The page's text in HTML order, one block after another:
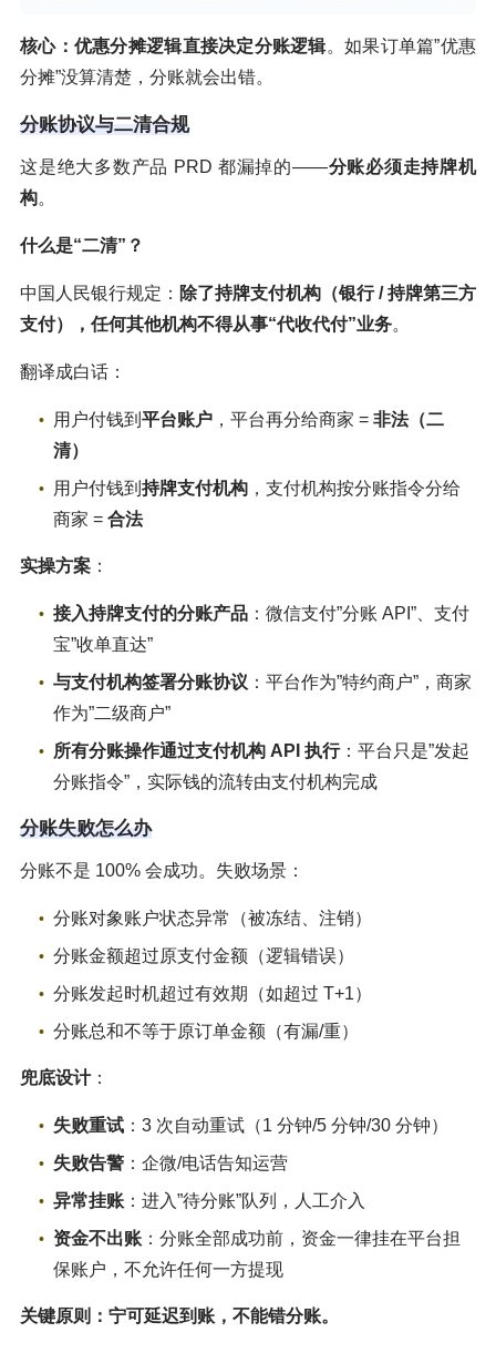
核心：优惠分摊逻辑直接决定分账逻辑。如果订单篇”优惠
分摊”没算清楚，分账就会出错。
分账协议与二清合规
这是绝大多数产品 PRD 都漏掉的——分账必须走持牌机
构。
什么是“二清”？
中国人民银行规定： 除了持牌支付机构（银行 / 持牌第三方
支付），任何其他机构不得从事“代收代付”业务。
翻译成白话：
用户付钱到 平台账户 ，平台再分给商家 = 非法（二
清）
用户付钱到 持牌支付机构 ，支付机构按分账指令分给
商家 = 合法
实操方案 ：
接入持牌支付的分账产品 ：微信支付”分账 API”、支付
宝”收单直达”
与支付机构签署分账协议 ：平台作为”特约商户”，商家
作为”二级商户”
所有分账操作通过支付机构 API 执行：平台只是”发起
分账指令”，实际钱的流转由支付机构完成
分账失败怎么办
分账不是 100% 会成功。失败场景：
分账对象账户状态异常（被冻结、注销）
分账金额超过原支付金额（逻辑错误）
分账发起时机超过有效期（如超过 T+1）
分账总和不等于原订单金额（有漏/重）
兜底设计：
失败重试 ：3 次自动重试（1 分钟/5 分钟/30 分钟）
失败告警 ：企微/电话告知运营
异常挂账 ：进入”待分账”队列，人工介入
资金不出账 ：分账全部成功前，资金一律挂在平台担
保账户，不允许任何一方提现
关键原则：宁可延迟到账，不能错分账。